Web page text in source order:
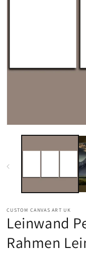
Modal
CUSTOM CANVAS ART UK
Leinwand
Rahmen